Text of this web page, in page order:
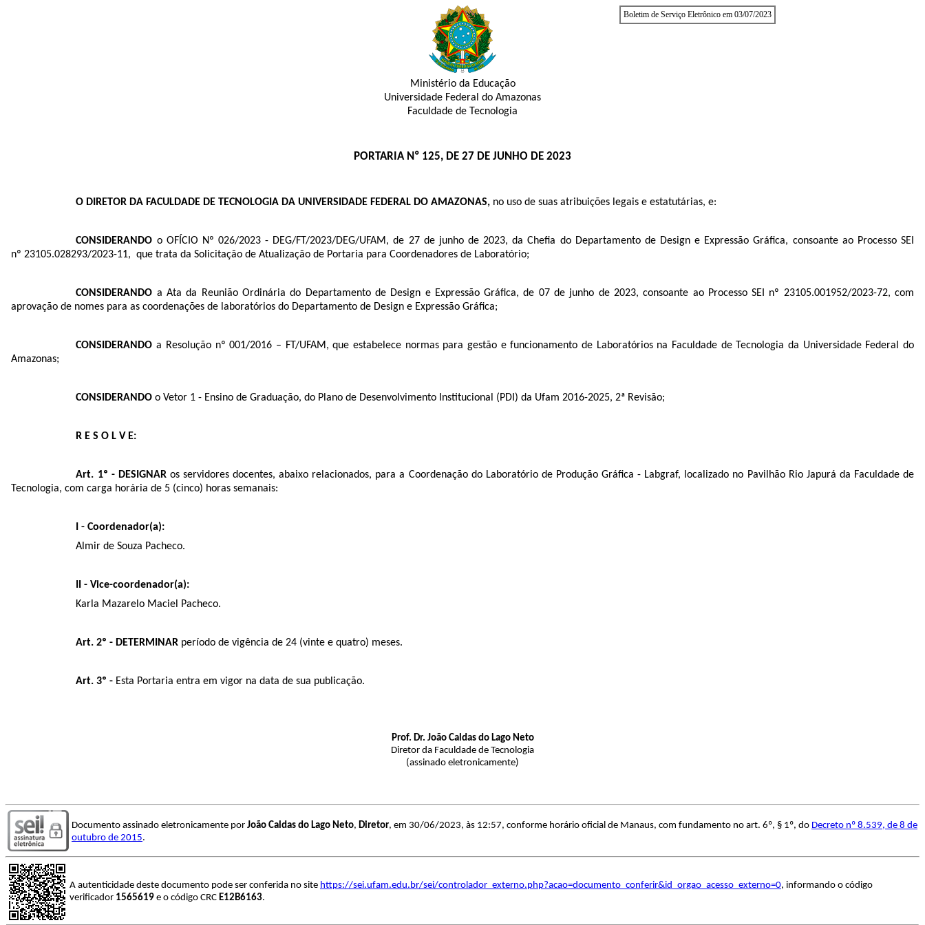
Boletim de Serviço Eletrônico em 03/07/2023
Ministério da Educação
Universidade Federal do Amazonas
Faculdade de Tecnologia
PORTARIA Nº 125, DE 27 DE JUNHO DE 2023
O DIRETOR DA FACULDADE DE TECNOLOGIA DA UNIVERSIDADE FEDERAL DO AMAZONAS, no uso de suas atribuições legais e estatutárias, e:
CONSIDERANDO o OFÍCIO Nº 026/2023 - DEG/FT/2023/DEG/UFAM, de 27 de junho de 2023, da Chefia do Departamento de Design e Expressão Gráfica, consoante ao Processo SEI
nº 23105.028293/2023-11, que trata da Solicitação de Atualização de Portaria para Coordenadores de Laboratório;
CONSIDERANDO a Ata da Reunião Ordinária do Departamento de Design e Expressão Gráfica, de 07 de junho de 2023, consoante ao Processo SEI nº 23105.001952/2023-72, com
aprovação de nomes para as coordenações de laboratórios do Departamento de Design e Expressão Gráfica;
CONSIDERANDO a Resolução nº 001/2016 – FT/UFAM, que estabelece normas para gestão e funcionamento de Laboratórios na Faculdade de Tecnologia da Universidade Federal do
Amazonas;
CONSIDERANDO o Vetor 1 - Ensino de Graduação, do Plano de Desenvolvimento Institucional (PDI) da Ufam 2016-2025, 2ª Revisão;
R E S O L V E:
Art. 1º - DESIGNAR os servidores docentes, abaixo relacionados, para a Coordenação do Laboratório de Produção Gráfica - Labgraf, localizado no Pavilhão Rio Japurá da Faculdade de
Tecnologia, com carga horária de 5 (cinco) horas semanais:
I - Coordenador(a):
Almir de Souza Pacheco.
II - Vice-coordenador(a):
Karla Mazarelo Maciel Pacheco.
Art. 2º - DETERMINAR período de vigência de 24 (vinte e quatro) meses.
Art. 3º - Esta Portaria entra em vigor na data de sua publicação.
Prof. Dr. João Caldas do Lago Neto
Diretor da Faculdade de Tecnologia
(assinado eletronicamente)
Documento assinado eletronicamente por João Caldas do Lago Neto, Diretor, em 30/06/2023, às 12:57, conforme horário oficial de Manaus, com fundamento no art. 6º, § 1º, do Decreto nº 8.539, de 8 de
outubro de 2015.
A autenticidade deste documento pode ser conferida no site https://sei.ufam.edu.br/sei/controlador_externo.php?acao=documento_conferir&id_orgao_acesso_externo=0, informando o código
verificador 1565619 e o código CRC E12B6163.